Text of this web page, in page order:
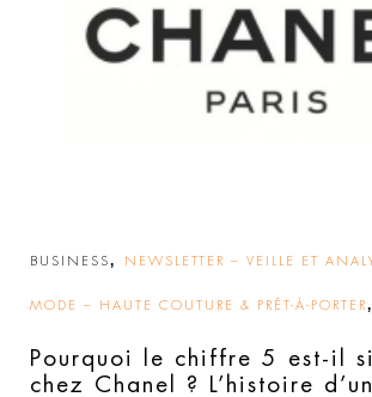
BUSINESS, NEWSLETTER – VEILLE ET
MODE – HAUTE COUTURE & PRÊT-À-PORTER,
Pourquoi le chiffre 5 est-il
chez Chanel ? L’histoire